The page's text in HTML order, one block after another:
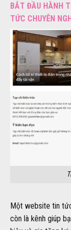
BẮT ĐẦU HÀNH
TỨC CHUYÊN
Một website tin
còn là kênh giúp